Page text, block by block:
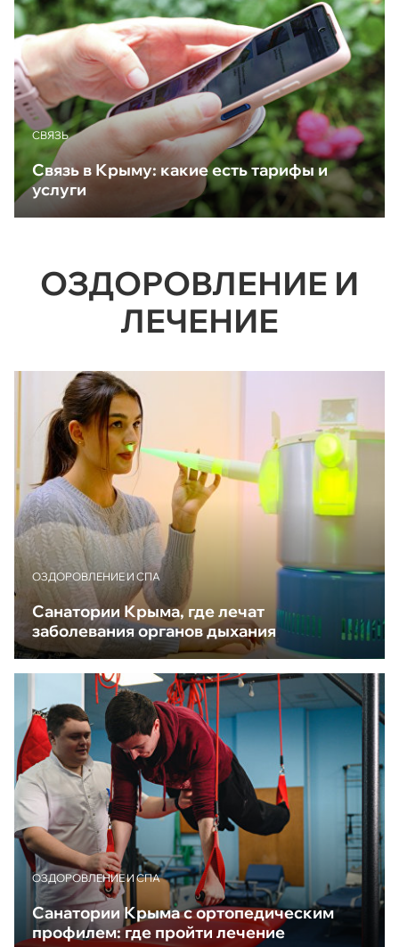
CВЯЗЬ
Связь в Крыму: какие есть тарифы и
услуги
ОЗДОРОВЛЕНИЕ И
ЛЕЧЕНИЕ
ОЗДОРОВЛЕНИЕ И СПА
Санатории Крыма, где лечат
заболевания органов дыхания
ОЗДОРОВЛЕНИЕ И СПА
Санатории Крыма с ортопедическим
профилем: где пройти лечение